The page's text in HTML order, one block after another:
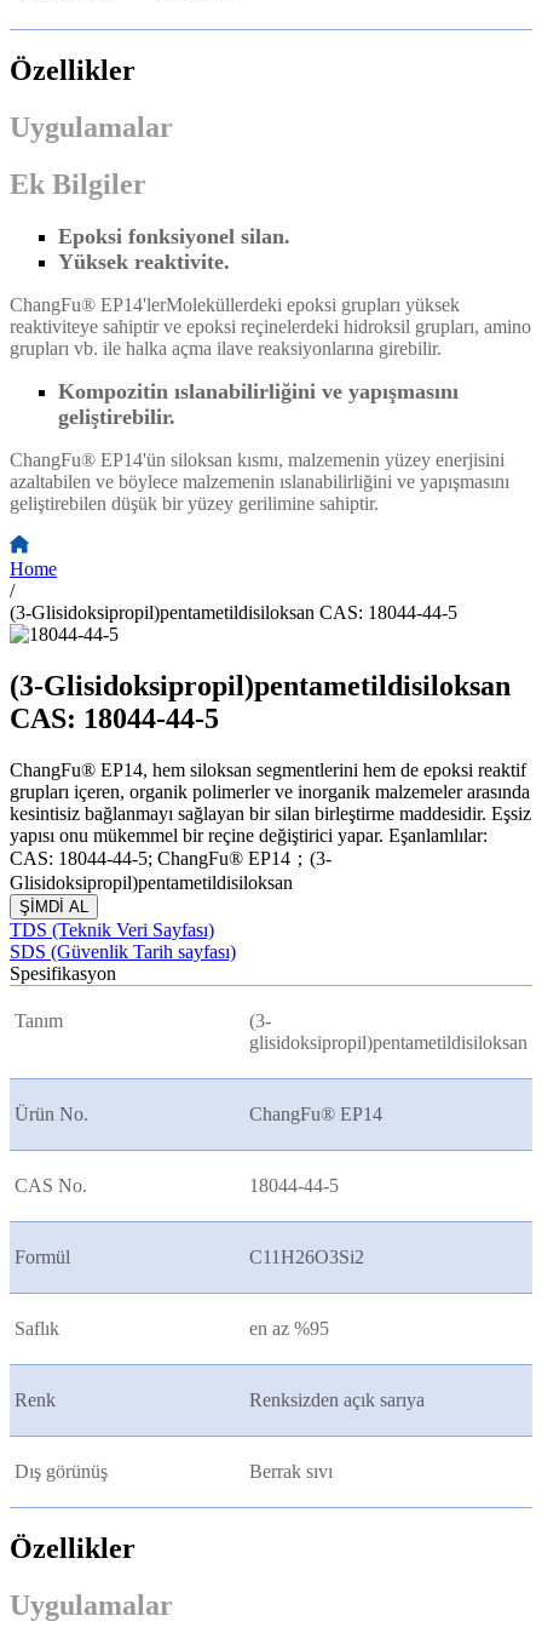
Özellikler
Uygulamalar
Ek Bilgiler
Epoksi fonksiyonel silan.
Yüksek reaktivite.
ChangFu® EP14'lerMoleküllerdeki epoksi grupları yüksek
reaktiviteye sahiptir ve epoksi reçinelerdeki hidroksil grupları, amino
grupları vb. ile halka açma ilave reaksiyonlarına girebilir.
Kompozitin ıslanabilirliğini ve yapışmasını
geliştirebilir.
ChangFu® EP14'ün siloksan kısmı, malzemenin yüzey enerjisini
azaltabilen ve böylece malzemenin ıslanabilirliğini ve yapışmasını
geliştirebilen düşük bir yüzey gerilimine sahiptir.
Home
/
(3-Glisidoksipropil)pentametildisiloksan CAS: 18044-44-5
(3-Glisidoksipropil)pentametildisiloksan
CAS: 18044-44-5
ChangFu® EP14, hem siloksan segmentlerini hem de epoksi reaktif
grupları içeren, organik polimerler ve inorganik malzemeler arasında
kesintisiz bağlanmayı sağlayan bir silan birleştirme maddesidir. Eşsiz
yapısı onu mükemmel bir reçine değiştirici yapar. Eşanlamlılar:
CAS: 18044-44-5; ChangFu® EP14；(3-
Glisidoksipropil)pentametildisiloksan
ŞİMDİ AL
TDS (Teknik Veri Sayfası)
SDS (Güvenlik Tarih sayfası)
Spesifikasyon
Tanım
(3-
glisidoksipropil)pentametildisiloksan
Ürün No. ChangFu® EP14
CAS No. 18044-44-5
Formül C11H26O3Si2
Saflık en az %95
Renk Renksizden açık sarıya
Dış görünüş Berrak sıvı
Özellikler
Uygulamalar